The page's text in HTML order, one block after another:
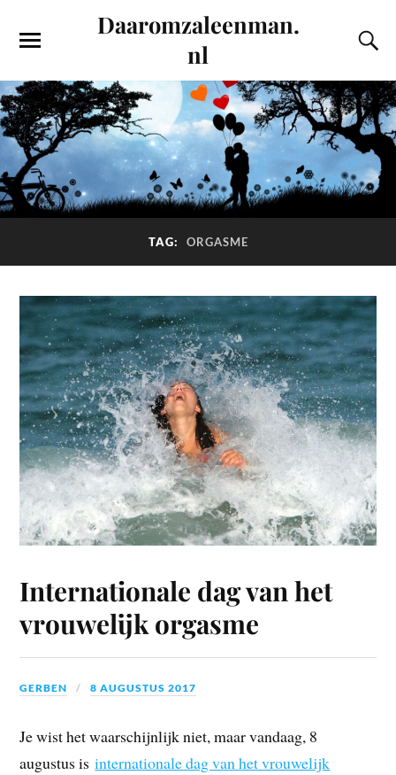
Daaromzaleenman.
nl
TAG: ORGASME
Internationale dag van het
vrouwelijk orgasme
GERBEN 8 AUGUSTUS 2017
Je wist het waarschijnlijk niet, maar vandaag, 8
augustus isinternationale dag van het vrouwelijk